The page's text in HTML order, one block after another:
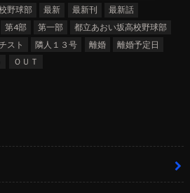
野球部 最新 最新刊
最新話
第4部 第一部
都立あおい坂高校野球部
スト 隣人１３号 離婚
離婚予定日
ＯＵＴ